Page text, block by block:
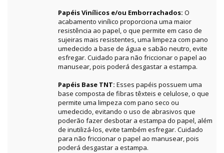
Papéis Vinílicos e/ou Emborrachados: O
acabamento vinílico proporciona uma maior
resistência ao papel, o que permite em caso de
sujeiras mais resistentes, uma limpeza com pano
umedecido a base de água e sabão neutro, evite
esfregar. Cuidado para não friccionar o papel ao
manusear, pois poderá desgastar a estampa.
Papéis Base TNT: Esses papéis possuem uma
base composta de fibras têxteis e celulose, o que
permite uma limpeza com pano seco ou
umedecido, evitando o uso de abrasivos que
poderão fazer desbotar a estampa do papel, além
de inutilizá-los, evite também esfregar. Cuidado
para não friccionar o papel ao manusear, pois
poderá desgastar a estampa.